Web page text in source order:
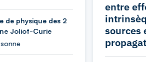
de physique des 2
Joliot-Curie
entre
sources